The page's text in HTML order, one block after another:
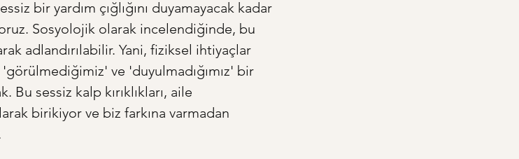
bir yardım çığlığını duyamayacak kadar
Sosyolojik olarak incelendiğinde, bu
adlandırılabilir. Yani, fiziksel ihtiyaçlar
ve 'duyulmadığımız' bir
Bu sessiz kalp kırıklıkları, aile
birikiyor ve biz farkına varmadan